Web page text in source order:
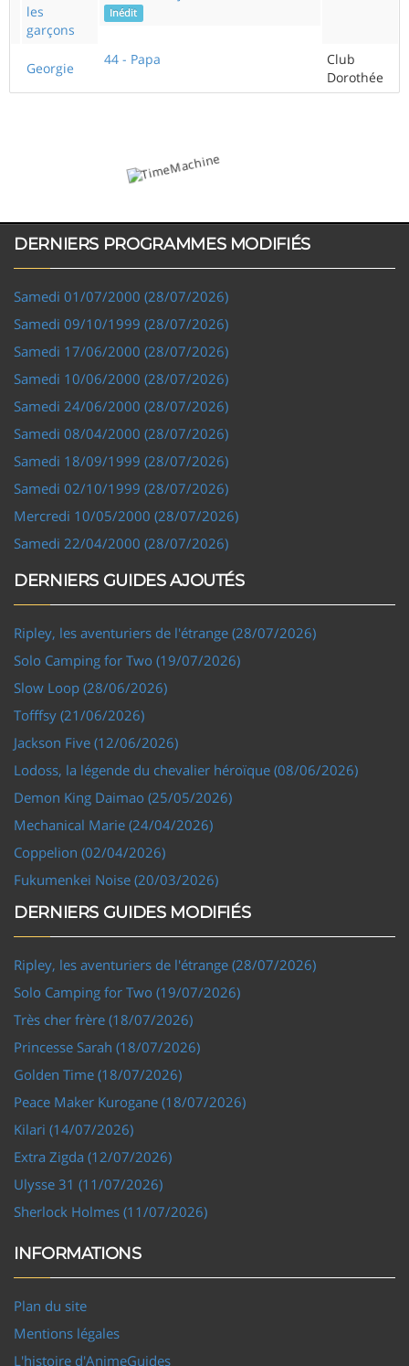
les
garçons
Inédit
Georgie
44 - Papa
Club
Dorothée
DERNIERS PROGRAMMES MODIFIÉS
Samedi 01/07/2000 (28/07/2026)
Samedi 09/10/1999 (28/07/2026)
Samedi 17/06/2000 (28/07/2026)
Samedi 10/06/2000 (28/07/2026)
Samedi 24/06/2000 (28/07/2026)
Samedi 08/04/2000 (28/07/2026)
Samedi 18/09/1999 (28/07/2026)
Samedi 02/10/1999 (28/07/2026)
Mercredi 10/05/2000 (28/07/2026)
Samedi 22/04/2000 (28/07/2026)
DERNIERS GUIDES AJOUTÉS
Ripley, les aventuriers de l'étrange (28/07/2026)
Solo Camping for Two (19/07/2026)
Slow Loop (28/06/2026)
Tofffsy (21/06/2026)
Jackson Five (12/06/2026)
Lodoss, la légende du chevalier héroïque (08/06/2026)
Demon King Daimao (25/05/2026)
Mechanical Marie (24/04/2026)
Coppelion (02/04/2026)
Fukumenkei Noise (20/03/2026)
DERNIERS GUIDES MODIFIÉS
Ripley, les aventuriers de l'étrange (28/07/2026)
Solo Camping for Two (19/07/2026)
Très cher frère (18/07/2026)
Princesse Sarah (18/07/2026)
Golden Time (18/07/2026)
Peace Maker Kurogane (18/07/2026)
Kilari (14/07/2026)
Extra Zigda (12/07/2026)
Ulysse 31 (11/07/2026)
Sherlock Holmes (11/07/2026)
INFORMATIONS
Plan du site
Mentions légales
L'histoire d'AnimeGuides